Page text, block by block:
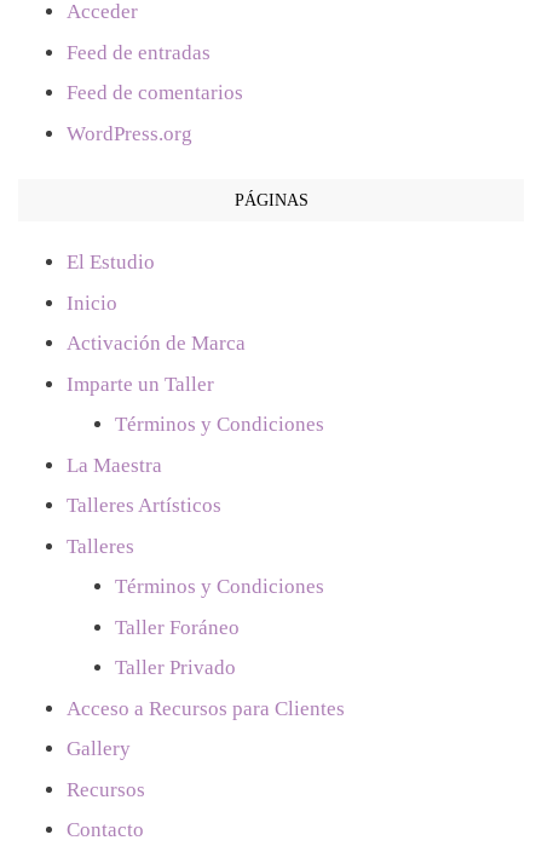
Acceder
Feed de entradas
Feed de comentarios
WordPress.org
PÁGINAS
El Estudio
Inicio
Activación de Marca
Imparte un Taller
Términos y Condiciones
La Maestra
Talleres Artísticos
Talleres
Términos y Condiciones
Taller Foráneo
Taller Privado
Acceso a Recursos para Clientes
Gallery
Recursos
Contacto